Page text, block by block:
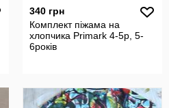
340 грн
Комплект піжама на
хлопчика Primark 4-5р, 5-
6років